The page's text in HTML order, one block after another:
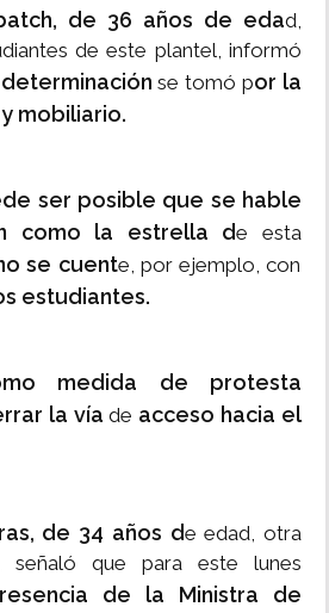
de 36 años de edad,
de este plantel, informó
se tomó por la
mobiliario.
ser posible que se hable
como la estrella de esta
se cuente, por ejemplo, con
estudiantes.
medida de protesta
la vía de acceso hacia el
de 34 años de edad, otra
señaló que para este lunes
de la Ministra de